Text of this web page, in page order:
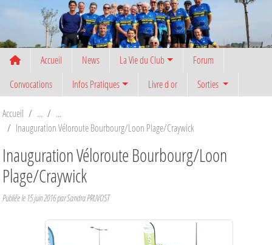
Accueil News La Vie du Club
Forum
Convocations
Infos Pratiques Livre d or Sorties
Accueil
Inauguration Véloroute Bourbourg/Loon Plage/Craywick
Inauguration Véloroute Bourbourg/Loon
Plage/Craywick
Publiée le 15 juin 2016parSandra PRUVOST
Panneau de gestion des cookies